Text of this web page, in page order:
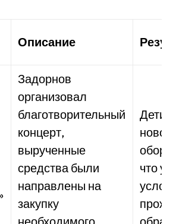
Описание
Задорнов
организовал
благотворительный
концерт,
вырученные
средства были
направлены на
закупку
Дети
новое
что